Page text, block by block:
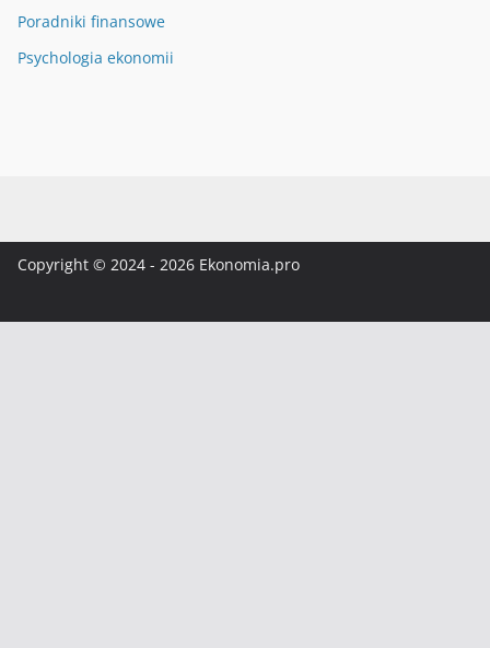
Poradniki finansowe
Psychologia ekonomii
Copyright © 2024 - 2026 Ekonomia.pro